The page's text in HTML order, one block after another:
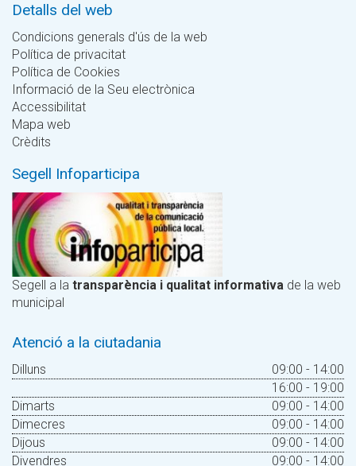
Detalls del web
Condicions generals d'ús de la web
Política de privacitat
Política de Cookies
Informació de la Seu electrònica
Accessibilitat
Mapa web
Crèdits
Segell Infoparticipa
Segell a la transparència i qualitat informativa de la web
municipal
Atenció a la ciutadania
Dilluns
09:00 - 14:00
16:00 - 19:00
Dimarts
09:00 - 14:00
Dimecres
09:00 - 14:00
Dijous
09:00 - 14:00
Divendres
09:00 - 14:00